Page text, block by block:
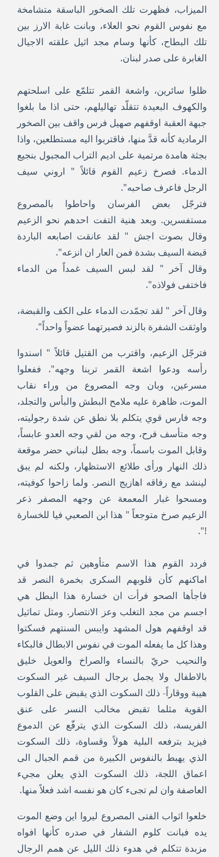
الميزاب، فظهرت تلك الصخور الباسقة متشامخة
مع نفوس القوم نحو العلاء، وبانت غابة الارز بين
تلك البطاح، كأنها وسام مجد اثيل علقته الاجيال
الغابرة على صدر لبنان.
ظلوا سائرين، واشعة القمر تتلمّع على اسلحتهم
والكهوف البعيدة تتقلّد تهاليلهم، حتى اذا ما بلغوا
جبهة العقبة اوقفهم صهيل فرس واقف بين الصخور
الرمادية كأنه قدَّ منها، فاقتربوا اليه مستطلعين، واذا
بجثة هامدة مرتمية على اديم التراب المجبول بنجيع
الدماء. فصرخ زعيم القوم قائلاً " اروني سيف
الرجل فاعرف صاحبه".
فترجّل بعض الفرسان واحاطوا بالمصروع
مستفسرين. وبعد هنية التفت احدهم نحو الزعيم
وقال بصوت اجش " لقد عانقت اصابعه الباردة
قبضة السيف بشدة فمن العار ان انزعه".
وقال آخر " لقد لبس السيف غمداً من الدماء
فاختفى فولاذه".
وقال آخر " لقد تجمّدت الدماء على الكف والقبضة،
واوثقت الشفرة بالزند فصيرتهما عضواً واحداً".
فترجّل الزعيم، واقترب من القتيل قائلاً " اسندوا
رأسه ودعوا اشعة القمر ترينا وجهه". ففعلوا
مسرعين، وبان وجه المصروع من وراء نقاب
الموت، ظاهرة عليه ملامح البطش والبأس والتجلد،
وجه فارس قوي يتكلم بلا نطق عن شدة رجوليته،
وجه متأسف فرح، وجه من لقي وجه العدو عابساً،
وقابل الموت باسماً، وجه بطل لبناني حضر موقعة
ذلك النهار ورأى طلائع الاستظهار، ولكنه لم يبق
لينشد مع رفاقه اهازيج النصر. ولما زاحوا كوفيته،
ومسحوا غبار المعمعة عن وجهه المصفر ذعر
الزعيم صرخ متوجعاً " هذا ابن الصعبي فيا للخسارة
!".
فردد القوم هذا الاسم متأوهين ثم جمدوا في
اماكنهم كأن قلوبهم السكرى بخمرة النصر قد
فاجأها الصحو فرأت ان خسارة هذا البطل هي
اجسم من مجد التغلب وعز الانتصار. ومثل تماثيل
قد اوقفهم هول المشهد وايبس السنتهم فسكتوا
وهذا كل ما يفعله الموت في نفوس الابطال فالبكاء
والنحيب حريّ بالنساء والصراخ والعويل خليق
بالاطفال ولا يجمل برجال السيف غير السكوت
هيبة ووقاراً- ذلك السكوت الذي يقبض على القلوب
القوية مثلما تقبض مخالب النسر على عنق
الفريسة، ذلك السكوت الذي يترفّع عن الدموع
فيزيد بترفعه البلية هولاً وقساوة، ذلك السكوت
الذي يهبط بالنفوس الكبيرة من قمم الجبال الى
اعماق اللجة، ذلك السكوت الذي يعلن مجيء
العاصفة وان لم تجىء كان هو نفسه اشد فعلاً منها.
خلعوا اثواب الفتى المصروع ليروا اين وضع الموت
يده فبانت كلوم الشفار في صدره كأنها افواه
مزبدة تتكلم في هدوء ذلك الليل عن همم الرجال